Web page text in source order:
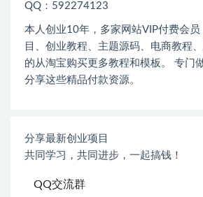
QQ：592274123
本人创业10年，多家网站VIP付费会员
目、创业教程、主题源码、电商教程
的从淘宝购买更多教程和模板。 专门
分享这些精品付款资源。
分享最新创业项目
共同学习，共同进步，一起搞钱！
QQ交流群